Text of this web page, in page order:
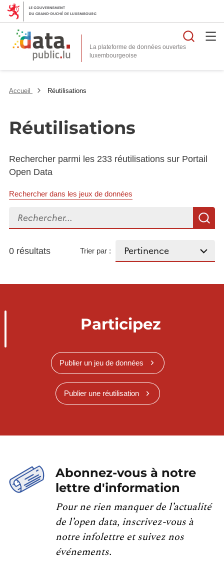
La plateforme de données ouvertes
Accueil Réutilisations
Réutilisations
Rechercher parmi les 233 réutilisations sur Portail
Open Data
Rechercher dans les jeux de données
Rechercher...
0 résultats Trier par :
Participez
Publier un jeu de données
Publier une réutilisation
Abonnez-vous à notre
lettre d'information
Pour ne rien manquer de l’actualité
de l’open data, inscrivez-vous à
notre infolettre et suivez nos
événements.